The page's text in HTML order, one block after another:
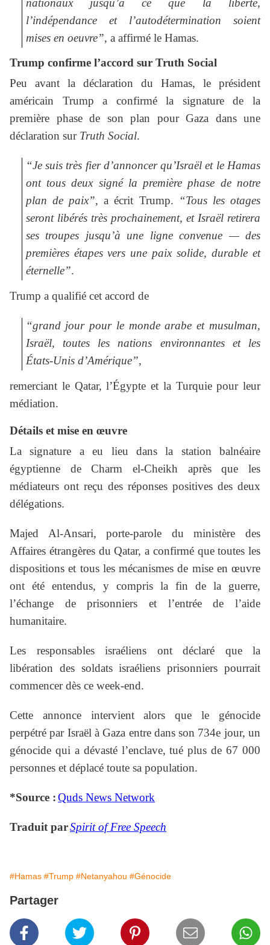
nationaux jusqu’à ce que la liberté,
l’indépendance et l’autodétermination soient
mises en oeuvre”, a affirmé le Hamas.
Trump confirme l’accord sur Truth Social
Peu avant la déclaration du Hamas, le président
américain Trump a confirmé la signature de la
première phase de son plan pour Gaza dans une
déclaration sur Truth Social.
“Je suis très fier d’annoncer qu’Israël et le Hamas
ont tous deux signé la première phase de notre
plan de paix”, a écrit Trump. “Tous les otages
seront libérés très prochainement, et Israël retirera
ses troupes jusqu’à une ligne convenue — des
premières étapes vers une paix solide, durable et
éternelle”.
Trump a qualifié cet accord de
“grand jour pour le monde arabe et musulman,
Israël, toutes les nations environnantes et les
États-Unis d’Amérique”,
remerciant le Qatar, l’Égypte et la Turquie pour leur
médiation.
Détails et mise en œuvre
La signature a eu lieu dans la station balnéaire
égyptienne de Charm el-Cheikh après que les
médiateurs ont reçu des réponses positives des deux
délégations.
Majed Al-Ansari, porte-parole du ministère des
Affaires étrangères du Qatar, a confirmé que toutes les
dispositions et tous les mécanismes de mise en œuvre
ont été entendus, y compris la fin de la guerre,
l’échange de prisonniers et l’entrée de l’aide
humanitaire.
Les responsables israéliens ont déclaré que la
libération des soldats israéliens prisonniers pourrait
commencer dès ce week-end.
Cette annonce intervient alors que le génocide
perpétré par Israël à Gaza entre dans son 734e jour, un
génocide qui a dévasté l’enclave, tué plus de 67 000
personnes et déplacé toute sa population.
*Source :Quds News Network
Traduit parSpirit of Free Speech
#Hamas #Trump #Netanyahou #Génocide
Partager